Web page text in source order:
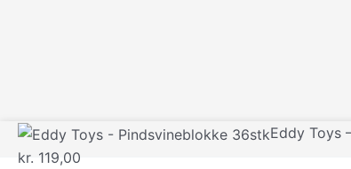
Eddy Toys
kr. 119,00